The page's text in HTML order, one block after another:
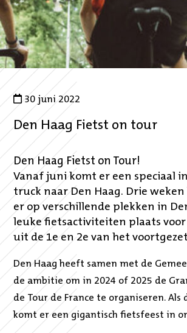
30 juni 2022
Den Haag Fietst on tour
Den Haag Fietst on Tour!
Vanaf juni komt er een speciaal
truck naar Den Haag. Drie
er op verschillende plekken in
leuke fietsactiviteiten plaats
uit de 1e en 2e van het
Den Haag heeft samen met de
de ambitie om in 2024 of 2025 de
de Tour de France te organiseren. Als
komt er een gigantisch fietsfeest in